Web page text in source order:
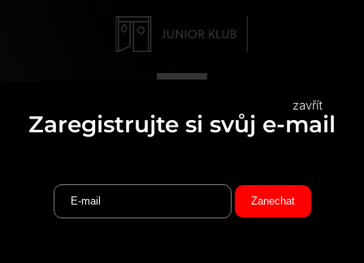
zavřít
Zaregistrujte si svůj e-mail